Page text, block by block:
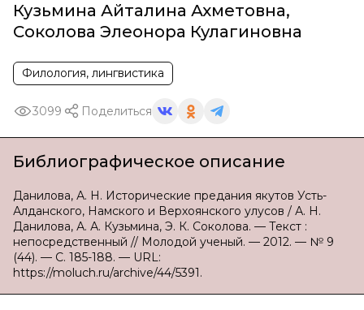
Кузьмина Айталина Ахметовна,
Соколова Элеонора Кулагиновна
Филология, лингвистика
3099 Поделиться
Библиографическое описание
Данилова, А. Н. Исторические предания якутов Усть-
Алданского, Намского и Верхоянского улусов / А. Н.
Данилова, А. А. Кузьмина, Э. К. Соколова. — Текст :
непосредственный // Молодой ученый. — 2012. — № 9
(44). — С. 185-188. — URL:
https://moluch.ru/archive/44/5391.